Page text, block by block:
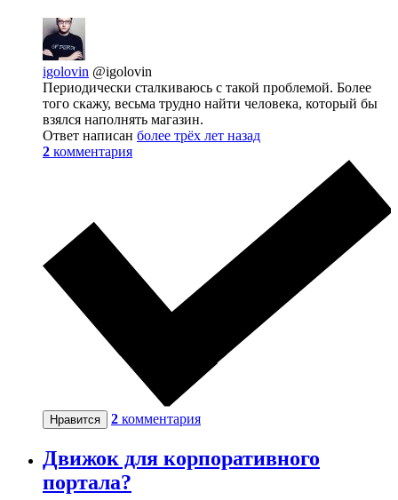
igolovin @igolovin
Периодически сталкиваюсь с такой проблемой. Более
того скажу, весьма трудно найти человека, который бы
взялся наполнять магазин.
Ответ написан более трёх лет назад
2 комментария
Нравится 2 комментария
Движок для корпоративного
портала?